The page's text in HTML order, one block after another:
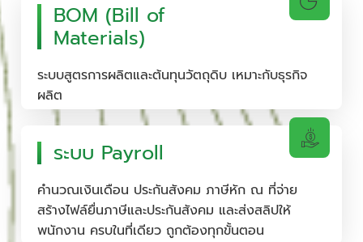
BOM (Bill of
Materials)
ระบบสูตรการผลิตและต้นทุนวัตถุดิบ เหมาะกับธุรกิจ
ผลิต
ระบบ Payroll
คำนวณเงินเดือน ประกันสังคม ภาษีหัก ณ ที่จ่าย
สร้างไฟล์ยื่นภาษีและประกันสังคม และส่งสลิปให้
พนักงาน ครบในที่เดียว ถูกต้องทุกขั้นตอน